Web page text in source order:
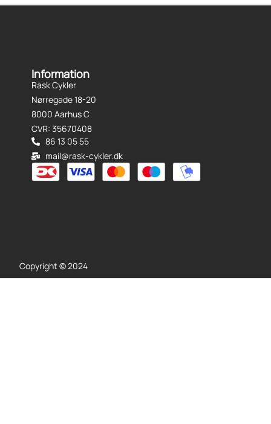
Information
Rask Cykler
Nørregade 18-20
8000 Aarhus C
CVR: 35670408
86 13 05 55
mail@rask-cykler.dk
Copyright © 2024